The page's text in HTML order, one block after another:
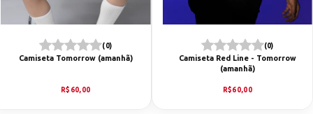
(0)
Camiseta Tomorrow (amanhã)
R$60,00
(0)
Camiseta Red Line - Tomorrow
(amanhã)
R$60,00